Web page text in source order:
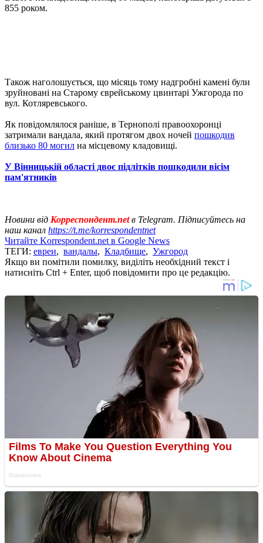
855 роком.
Також наголошується, що місяць тому надгробні камені були
зруйновані на Старому єврейському цвинтарі Ужгорода по
вул. Котляревського.
Як повідомлялося раніше, в Тернополі правоохоронці
затримали вандала, який протягом двох ночей пошкодив
близько 80 могил на місцевому кладовищі.
У Вінницькій області двоє підлітків пошкодили вісім
пам'ятників
Новини від Корреспондент.netв Telegram. Підписуйтесь на
наш канал https://t.me/korrespondentnet
Читайте Korrespondent.net в Google News
ТЕГИ: евреи, вандалы, Кладбище, Ужгород
Якщо ви помітили помилку, виділіть необхідний текст і
натисніть Ctrl + Enter, щоб повідомити про це редакцію.